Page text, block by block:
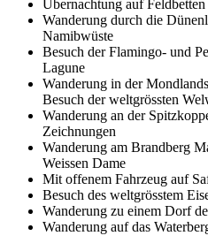
Übernachtung auf
Wanderung durch die
Namibwüste
Besuch der Flamingo- und
Lagune
Wanderung in der
Besuch der weltgrössten
Wanderung an der
Zeichnungen
Wanderung am Brandberg
Weissen Dame
Mit offenem Fahrzeug auf
Besuch des weltgrösstem
Wanderung zu einem Dorf
Wanderung auf das